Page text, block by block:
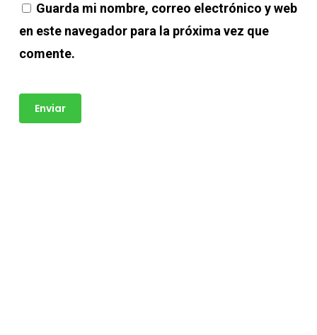
Guarda mi nombre, correo electrónico y web
en este navegador para la próxima vez que
comente.